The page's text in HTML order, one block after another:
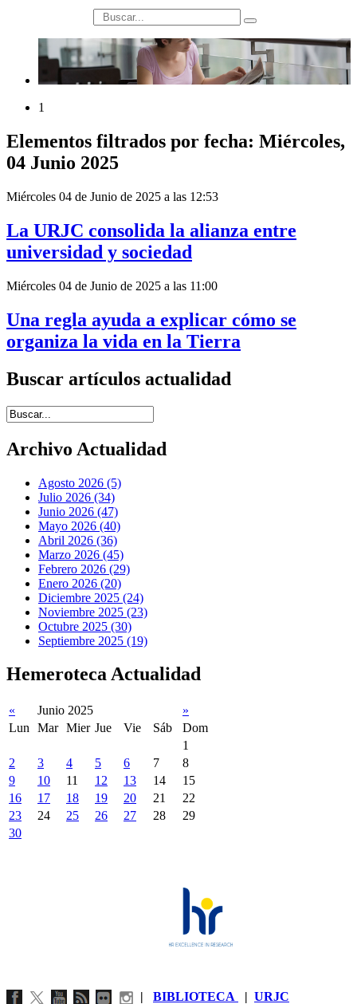
búsqueda
1
Elementos filtrados por fecha: Miércoles,
04 Junio 2025
Miércoles 04 de Junio de 2025 a las 12:53
La URJC consolida la alianza entre
universidad y sociedad
Miércoles 04 de Junio de 2025 a las 11:00
Una regla ayuda a explicar cómo se
organiza la vida en la Tierra
Buscar artículos actualidad
Introduce términos de búsqueda
Archivo Actualidad
Agosto 2026 (5)
Julio 2026 (34)
Junio 2026 (47)
Mayo 2026 (40)
Abril 2026 (36)
Marzo 2026 (45)
Febrero 2026 (29)
Enero 2026 (20)
Diciembre 2025 (24)
Noviembre 2025 (23)
Octubre 2025 (30)
Septiembre 2025 (19)
Hemeroteca Actualidad
« Junio 2025
»
Lun
Mar Mier Jue Vie Sáb
Dom
1
2
3 4 5 6 7
8
9
10 11 12 13 14
15
16
17 18 19 20 21
22
23
24 25 26 27 28
29
30
| BIBLIOTECA | URJC